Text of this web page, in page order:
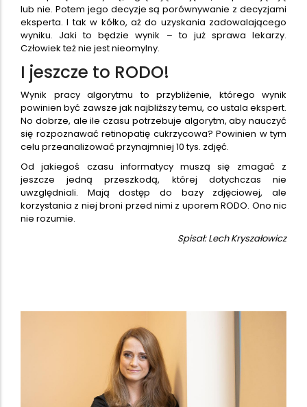
lub nie. Potem jego decyzje są porównywanie z decyzjami
eksperta. I tak w kółko, aż do uzyskania zadowalającego
wyniku. Jaki to będzie wynik – to już sprawa lekarzy.
Człowiek też nie jest nieomylny.
I jeszcze to RODO!
Wynik pracy algorytmu to przybliżenie, którego wynik
powinien być zawsze jak najbliższy temu, co ustala ekspert.
No dobrze, ale ile czasu potrzebuje algorytm, aby nauczyć
się rozpoznawać retinopatię cukrzycowa? Powinien w tym
celu przeanalizować przynajmniej 10 tys. zdjęć.
Od jakiegoś czasu informatycy muszą się zmagać z
jeszcze jedną przeszkodą, której dotychczas nie
uwzględniali. Mają dostęp do bazy zdjęciowej, ale
korzystania z niej broni przed nimi z uporem RODO. Ono nic
nie rozumie.
Spisał: Lech Kryszałowicz